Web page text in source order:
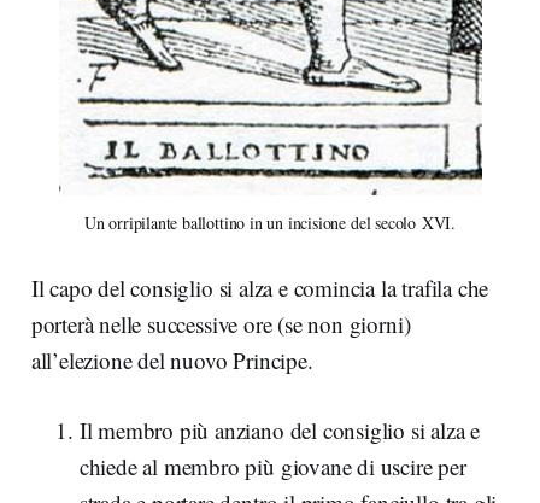
Un orripilante ballottino in un incisione del secolo XVI.
Il capo del consiglio si alza e comincia la trafila che
porterà nelle successive ore (se non giorni)
all’elezione del nuovo Principe.
Il membro più anziano del consiglio si alza e
chiede al membro più giovane di uscire per